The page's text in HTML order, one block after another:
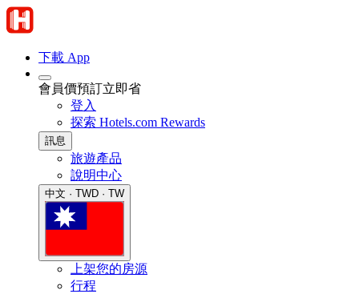
下載 App
會員價預訂立即省
登入
探索 Hotels.com Rewards
訊息
旅遊產品
說明中心
中文 · TWD · TW
上架您的房源
行程